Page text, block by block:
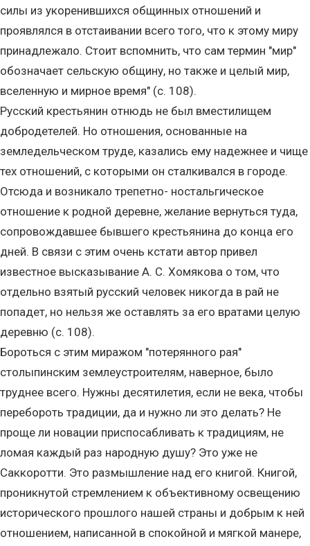
силы из укоренившихся общинных отношений и
проявлялся в отстаивании всего того, что к этому миру
принадлежало. Стоит вспомнить, что сам термин "мир"
обозначает сельскую общину, но также и целый мир,
вселенную и мирное время" (с. 108).
Русский крестьянин отнюдь не был вместилищем
добродетелей. Но отношения, основанные на
земледельческом труде, казались ему надежнее и чище
тех отношений, с которыми он сталкивался в городе.
Отсюда и возникало трепетно- ностальгическое
отношение к родной деревне, желание вернуться туда,
сопровождавшее бывшего крестьянина до конца его
дней. В связи с этим очень кстати автор привел
известное высказывание А. С. Хомякова о том, что
отдельно взятый русский человек никогда в рай не
попадет, но нельзя же оставлять за его вратами целую
деревню (с. 108).
Бороться с этим миражом "потерянного рая"
столыпинским землеустроителям, наверное, было
труднее всего. Нужны десятилетия, если не века, чтобы
перебороть традиции, да и нужно ли это делать? Не
проще ли новации приспосабливать к традициям, не
ломая каждый раз народную душу? Это уже не
Саккоротти. Это размышление над его книгой. Книгой,
проникнутой стремлением к объективному освещению
исторического прошлого нашей страны и добрым к ней
отношением, написанной в спокойной и мягкой манере,